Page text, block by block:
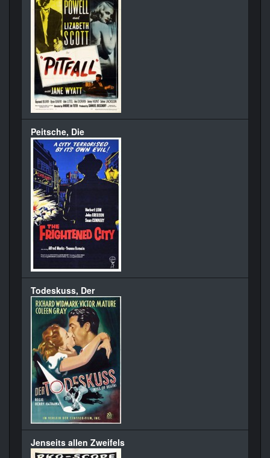
Peitsche, Die
Todeskuss, Der
Jenseits allen Zweifels